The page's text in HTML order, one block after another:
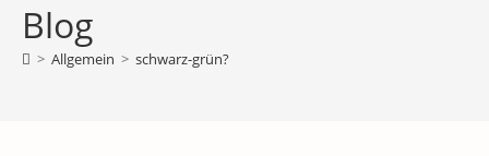
Blog
> Allgemein > schwarz-grün?